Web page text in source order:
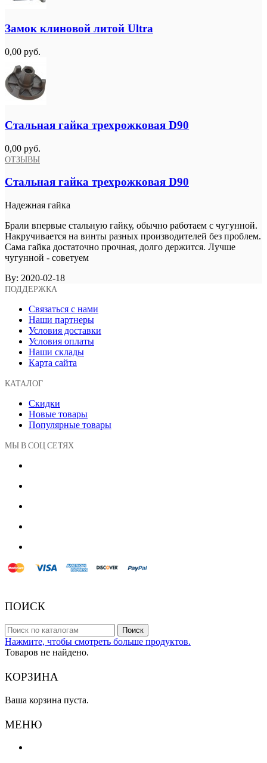
Замок клиновой литой Ultra
0,00 руб.
Стальная гайка трехрожковая D90
0,00 руб.
ОТЗЫВЫ
Стальная гайка трехрожковая D90
Надежная гайка
Брали впервые стальную гайку, обычно работаем с чугунной.
Накручивается на винты разных производителей без проблем.
Сама гайка достаточно прочная, долго держится. Лучше
чугунной - советуем
By: 2020-02-18
ПОДДЕРЖКА
Связаться с нами
Наши партнеры
Условия доставки
Условия оплаты
Наши склады
Карта сайта
КАТАЛОГ
Скидки
Новые товары
Популярные товары
МЫ В СОЦ СЕТЯХ
ПОИСК
Поиск
Нажмите, чтобы смотреть больше продуктов.
Товаров не найдено.
КОРЗИНА
Ваша корзина пуста.
МЕНЮ